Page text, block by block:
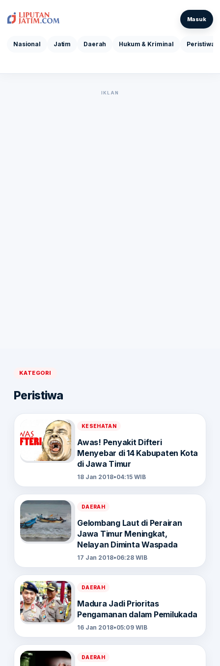
Nasional Jatim Daerah Hukum & Kriminal Peristiwa
Masuk
IKLAN
KATEGORI
Peristiwa
KESEHATAN
Awas! Penyakit Difteri
Menyebar di 14 Kabupaten Kota
di Jawa Timur
18 Jan 2018•04:15 WIB
DAERAH
Gelombang Laut di Perairan
Jawa Timur Meningkat,
Nelayan Diminta Waspada
17 Jan 2018•06:28 WIB
DAERAH
Madura Jadi Prioritas
Pengamanan dalam Pemilukada
16 Jan 2018•05:09 WIB
DAERAH